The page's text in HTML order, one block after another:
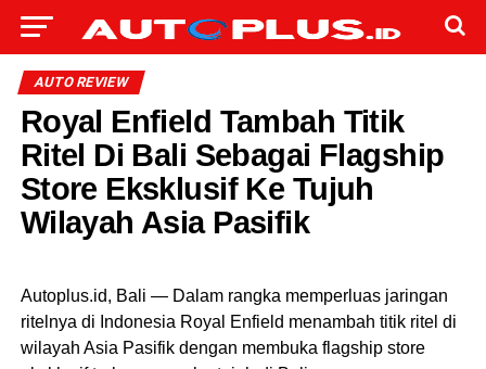
AUTO REVIEW
Royal Enfield Tambah Titik
Ritel Di Bali Sebagai Flagship
Store Eksklusif Ke Tujuh
Wilayah Asia Pasifik
Autoplus.id, Bali — Dalam rangka memperluas jaringan
ritelnya di Indonesia Royal Enfield menambah titik ritel di
wilayah Asia Pasifik dengan membuka flagship store